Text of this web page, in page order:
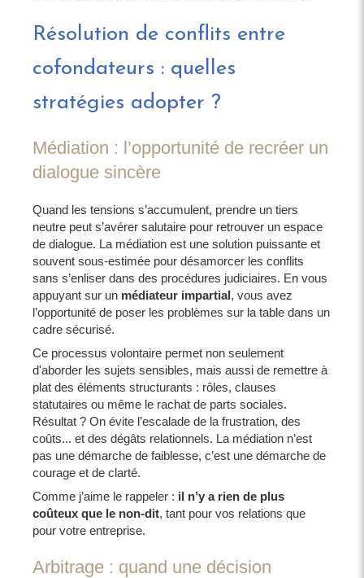
Résolution de conflits entre
cofondateurs : quelles
stratégies adopter ?
Médiation : l’opportunité de recréer un
dialogue sincère
Quand les tensions s’accumulent, prendre un tiers
neutre peut s’avérer salutaire pour retrouver un espace
de dialogue. La médiation est une solution puissante et
souvent sous-estimée pour désamorcer les conflits
sans s’enliser dans des procédures judiciaires. En vous
appuyant sur un médiateur impartial, vous avez
l’opportunité de poser les problèmes sur la table dans un
cadre sécurisé.
Ce processus volontaire permet non seulement
d'aborder les sujets sensibles, mais aussi de remettre à
plat des éléments structurants : rôles, clauses
statutaires ou même le rachat de parts sociales.
Résultat ? On évite l’escalade de la frustration, des
coûts... et des dégâts relationnels. La médiation n’est
pas une démarche de faiblesse, c’est une démarche de
courage et de clarté.
Comme j’aime le rappeler : il n’y a rien de plus
coûteux que le non-dit, tant pour vos relations que
pour votre entreprise.
Arbitrage : quand une décision